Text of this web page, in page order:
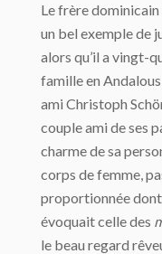
Le frère
un bel exemple de
alors qu’il a vingt-
famille en
ami Christoph
couple ami de ses
charme de sa
corps de femme,
proportionnée dont
évoquait celle des
le beau regard